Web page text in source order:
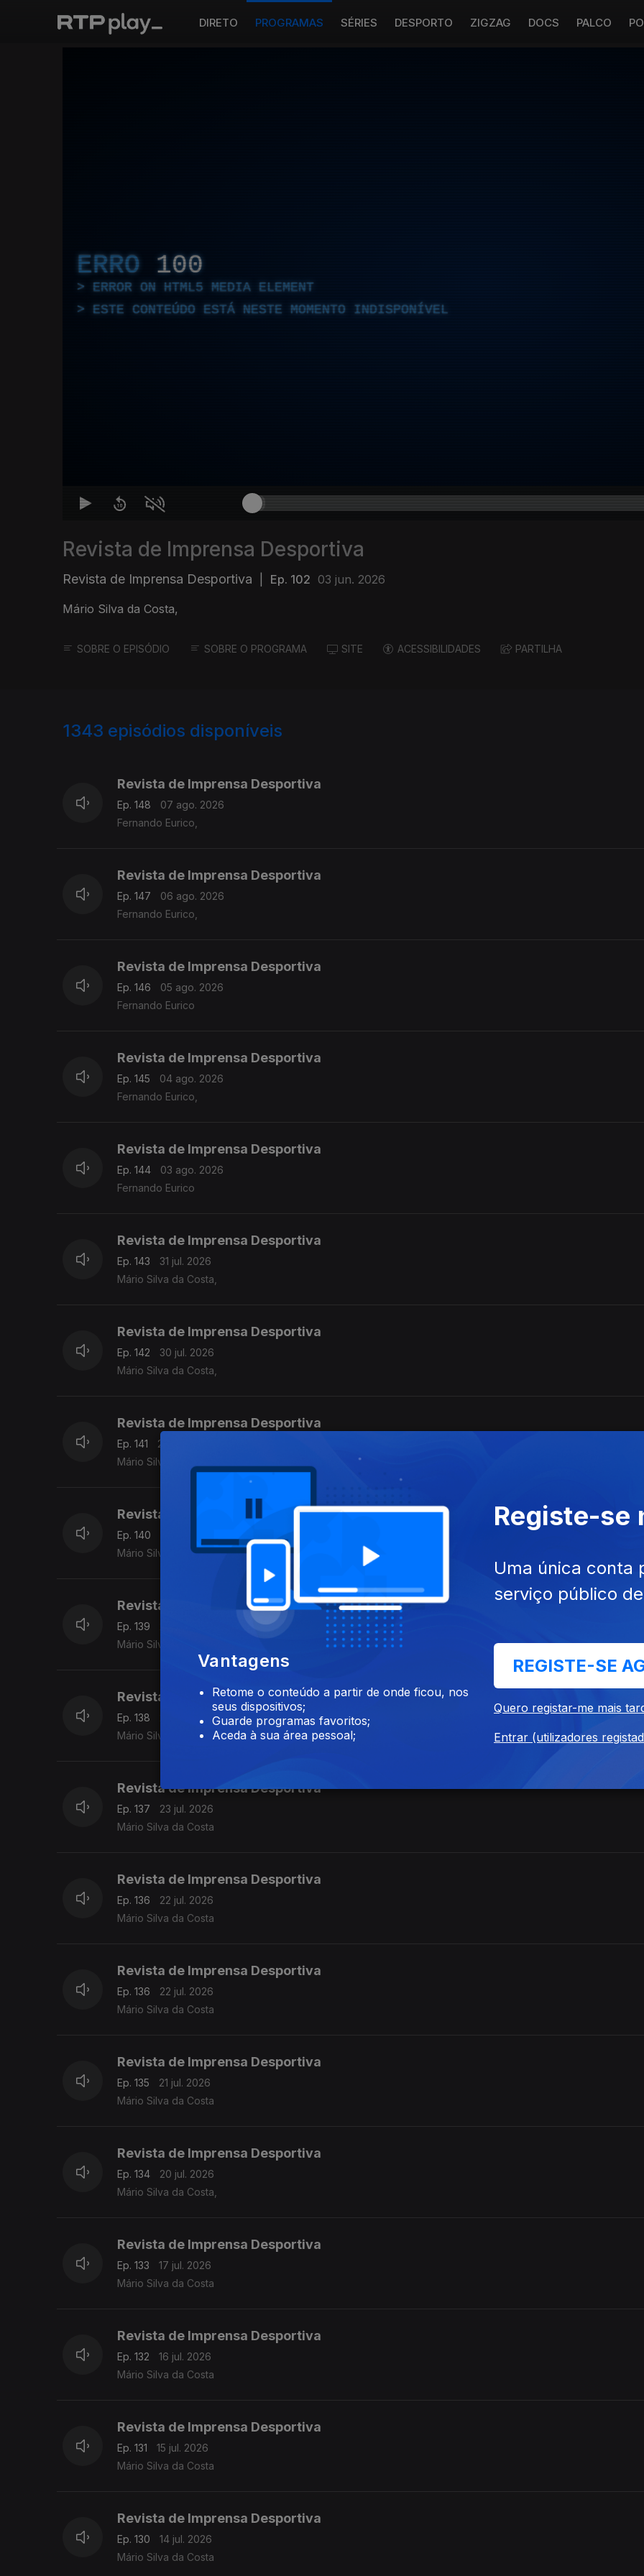
DIRETO PROGRAMAS SÉRIES DESPORTO ZIGZAG DOCS PALCO
ERRO 100
ERROR ON HTML5 MEDIA ELEMENT
ESTE CONTEÚDO ESTÁ NESTE MOMENTO INDISPONÍVEL
Revista de Imprensa Desportiva
Revista de Imprensa Desportiva Ep. 102 03 jun. 2026
Mário Silva da Costa,
SOBRE O EPISÓDIO SOBRE O PROGRAMA SITE ACESSIBILIDADES PARTILHA
1343 episódios disponíveis
Revista de Imprensa Desportiva
Ep. 148
07 ago. 2026
Fernando Eurico,
Revista de Imprensa Desportiva
Ep. 147
06 ago. 2026
Fernando Eurico,
Revista de Imprensa Desportiva
Ep. 146
05 ago. 2026
Fernando Eurico
Revista de Imprensa Desportiva
Ep. 145
04 ago. 2026
Fernando Eurico,
Revista de Imprensa Desportiva
Ep. 144
03 ago. 2026
Fernando Eurico
Revista de Imprensa Desportiva
Ep. 143
31 jul. 2026
Mário Silva da Costa,
Revista de Imprensa Desportiva
Ep. 142
30 jul. 2026
Mário Silva da Costa,
Revista de Imprensa Desportiva
Ep. 141
29 jul. 2026
Mário Silva da Costa
Revista de Imprensa Desportiva
Ep. 140
Mário Silva da Costa
Revista de Imprensa Desportiva
Ep. 139
Mário Silva da Costa
Revista de Imprensa Desportiva
Ep. 138
24 jul. 2026
Mário Silva da Costa
Revista de Imprensa Desportiva
Ep. 137
23 jul. 2026
Mário Silva da Costa
Revista de Imprensa Desportiva
Ep. 136
22 jul. 2026
Mário Silva da Costa
Revista de Imprensa Desportiva
Ep. 136
22 jul. 2026
Mário Silva da Costa
Revista de Imprensa Desportiva
Ep. 135
21 jul. 2026
Mário Silva da Costa
Revista de Imprensa Desportiva
Ep. 134
20 jul. 2026
Mário Silva da Costa,
Revista de Imprensa Desportiva
Ep. 133
17 jul. 2026
Mário Silva da Costa
Revista de Imprensa Desportiva
Ep. 132
16 jul. 2026
Mário Silva da Costa
Revista de Imprensa Desportiva
Ep. 131
15 jul. 2026
Mário Silva da Costa
Revista de Imprensa Desportiva
Ep. 130
14 jul. 2026
Mário Silva da Costa
Vantagens
Retome o conteúdo a partir de onde ficou, nos
seus dispositivos;
Guarde programas favoritos;
Aceda à sua área pessoal;
Registe-se
Uma única conta
serviço público
REGISTE-SE
Quero registar-me mais
Entrar (utilizadores